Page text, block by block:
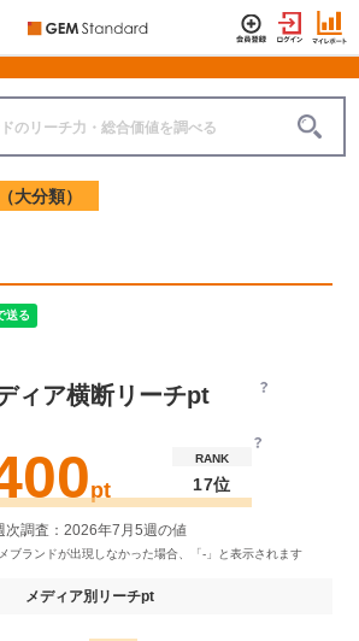
大分類）
ィア横断リーチpt
pt
RANK
17位
次調査：2026年7月5週の値
メディア別リーチpt